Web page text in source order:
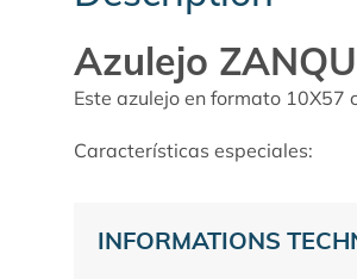
Azulejo
Este azulejo en formato
Características especiales:
INFORMATIONS